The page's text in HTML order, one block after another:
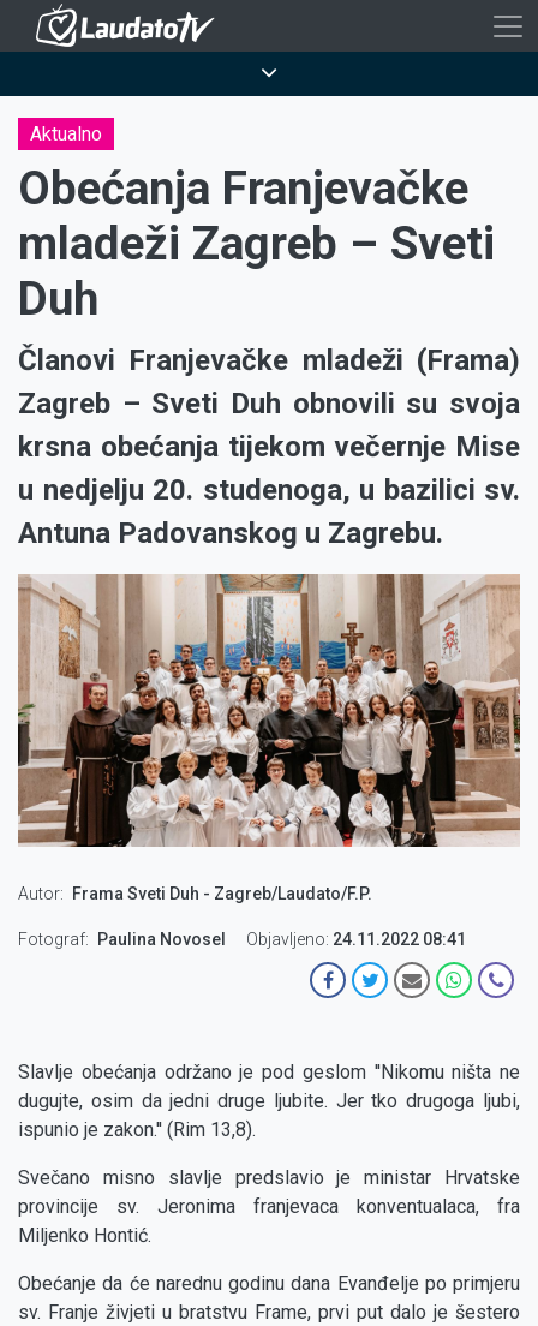
Skoči
sadržaj
Aktualno
Obećanja Franjevačke
mladeži Zagreb – Sveti
Duh
Članovi Franjevačke mladeži (Frama)
Zagreb – Sveti Duh obnovili su svoja
krsna obećanja tijekom večernje Mise
u nedjelju 20. studenoga, u bazilici sv.
Antuna Padovanskog u Zagrebu.
Autor Frama Sveti Duh - Zagreb/Laudato/F.P.
Fotograf Paulina Novosel Objavljeno: 24.11.2022 08:41
Slavlje obećanja održano je pod geslom ''Nikomu ništa ne
dugujte, osim da jedni druge ljubite. Jer tko drugoga ljubi,
ispunio je zakon.'' (Rim 13,8).
Svečano misno slavlje predslavio je ministar Hrvatske
provincije sv. Jeronima franjevaca konventualaca, fra
Miljenko Hontić.
Obećanje da će narednu godinu dana Evanđelje po primjeru
sv. Franje živjeti u bratstvu Frame, prvi put dalo je šestero